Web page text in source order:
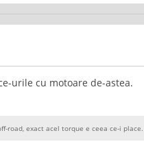
urile cu motoare de-astea.
road, exact acel torque e ceea ce-i place.